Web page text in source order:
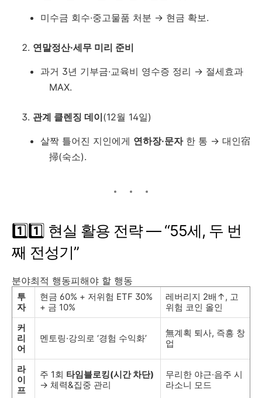
미수금 회수·중고물품 처분 → 현금 확보.
연말정산·세무 미리 준비
과거 3년 기부금·교육비 영수증 정리 → 절세효과
MAX.
관계 클렌징 데이(12월 14일)
살짝 틀어진 지인에게 연하장·문자한 통 → 대인宿
掃(숙소).
1️⃣1️⃣ 현실 활용 전략 ― “55세, 두 번
째 전성기”
분야최적 행동피해야 할 행동
투
자
현금 60% + 저위험 ETF 30%
+ 금 10%
레버리지 2배↑, 고
위험 코인 올인
커
리
어
멘토링·강의로 ‘경험 수익화’
無계획 퇴사, 즉흥 창
업
라
이
프
주 1회 타임블로킹(시간 차단)
→ 체력&집중 관리
무리한 야근·음주 시
라소니 모드